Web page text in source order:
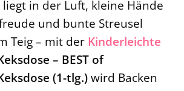
in der Luft, kleine Hände
und bunte Streusel
Teig – mit der Kinderleichte
– BEST of
(1-tlg.)wird Backen